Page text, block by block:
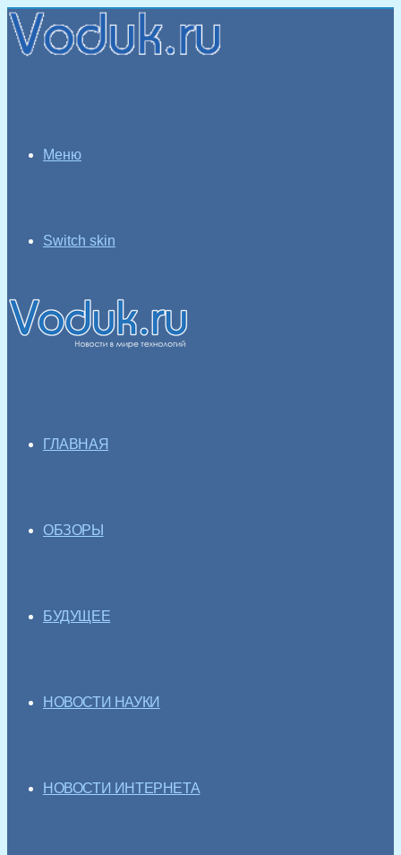
Меню
Switch skin
ГЛАВНАЯ
ОБЗОРЫ
БУДУЩЕЕ
НОВОСТИ НАУКИ
НОВОСТИ ИНТЕРНЕТА